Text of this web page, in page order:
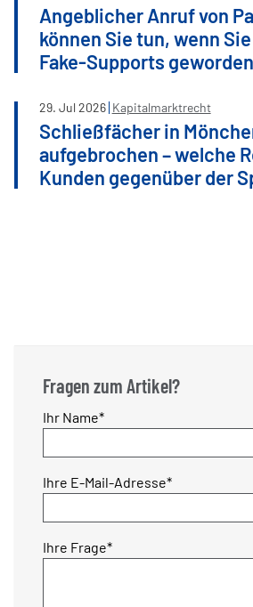
Angeblicher Anruf von
können Sie tun, wenn
Fake-Supports
29. Jul 2026 Kapitalmarktrecht
Schließfächer in
aufgebrochen – welche
Kunden gegenüber der
Fragen zum Artikel?
Pflichtfeld
Ihr Name*
Pflichtfeld
Ihre E-Mail-Adresse*
Pflichtfeld
Ihre Frage*